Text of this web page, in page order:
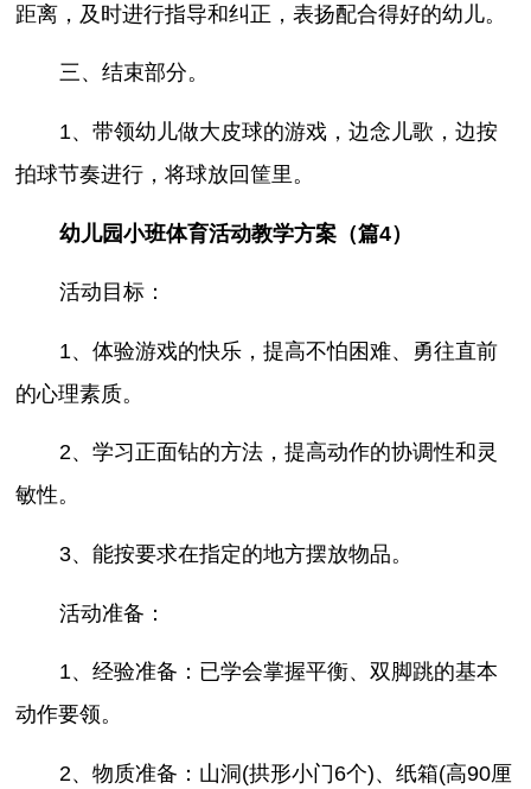
距离，及时进行指导和纠正，表扬配合得好的幼儿。
三、结束部分。
1、带领幼儿做大皮球的游戏，边念儿歌，边按
拍球节奏进行，将球放回筐里。
幼儿园小班体育活动教学方案（篇4）
活动目标：
1、体验游戏的快乐，提高不怕困难、勇往直前
的心理素质。
2、学习正面钻的方法，提高动作的协调性和灵
敏性。
3、能按要求在指定的地方摆放物品。
活动准备：
1、经验准备：已学会掌握平衡、双脚跳的基本
动作要领。
2、物质准备：山洞(拱形小门6个)、纸箱(高90厘